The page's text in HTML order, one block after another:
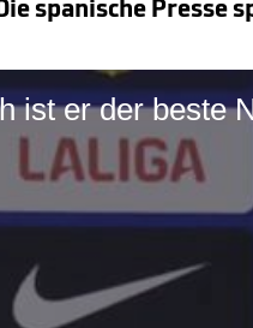
spanische Presse
ist er der beste